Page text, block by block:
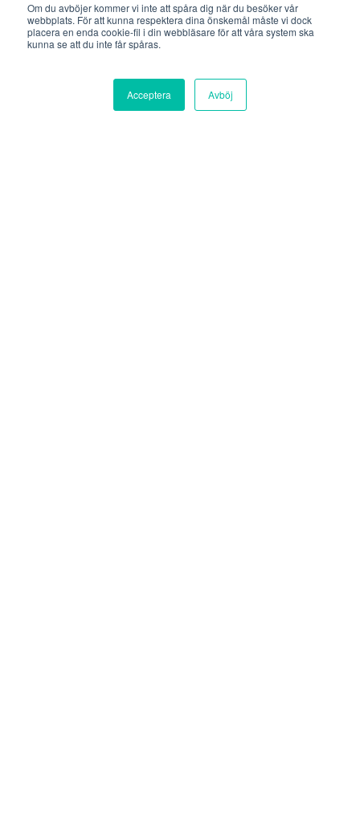
Om du avböjer kommer vi inte att spåra dig när du besöker vår
webbplats. För att kunna respektera dina önskemål måste vi dock
placera en enda cookie-fil i din webbläsare för att våra system ska
kunna se att du inte får spåras.
Acceptera Avböj